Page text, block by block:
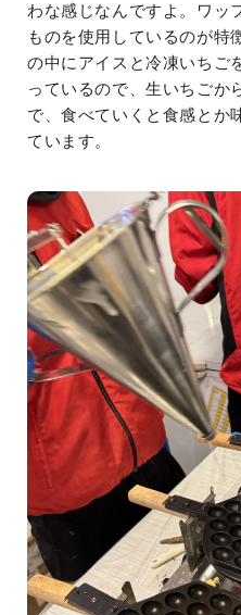
わな感じなんですよ。ワッ
ものを使用しているのが特
の中にアイスと冷凍いちご
っているので、生いちごか
で、食べていくと食感とか
ています。